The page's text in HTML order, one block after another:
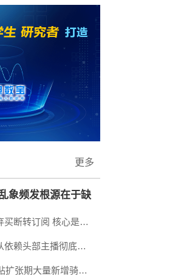
更多
象频发根源在于缺
监管 网经社陈礼腾：大量软件弃买断转订阅 核心是买断商业模式存在先天缺陷
网经社吴夏雪：东方甄选从依赖头部主播彻底转向深耕自营产品与多渠道布局
网经社陈礼腾：2025年补贴扩张期大量新增骑手涌入 摊薄了单量与单价